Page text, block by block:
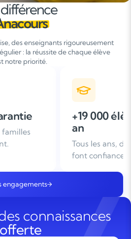
des enseignants rigoureusement
: la réussite de chaque élève
notre priorité.
/
nous
+ de 25 ans
Leader du
domicile en
engagements
connaissances
offerte